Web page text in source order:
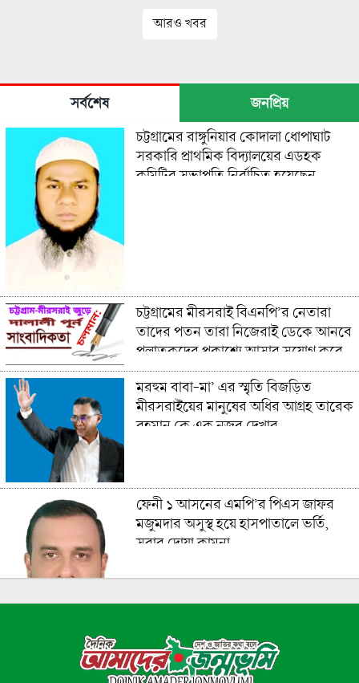
আরও খবর
সর্বশেষ
জনপ্রিয়
চট্টগ্রামের রাঙ্গুনিয়ার কোদালা ধোপাঘাট
সরকারি প্রাথমিক বিদ্যালয়ের এডহক
কমিটির সভাপতি নির্বাচিত হয়েছেন
চট্টগ্রামের মীরসরাই বিএনপি’র নেতারা
তাদের পতন তারা নিজেরাই ডেকে আনবে
পলাতকদের প্রকাশ্যে আসার সুযোগ করে
দিয়ে
মরহুম বাবা-মা’ এর স্মৃতি বিজড়িত
মীরসরাইয়ের মানুষের অধির আগ্রহ তারেক
রহমান কে এক নজর দেখার
ফেনী ১ আসনের এমপি’র পিএস জাফর
মজুমদার অসুস্থ হয়ে হাসপাতালে ভর্তি,
সবার দোয়া কামনা